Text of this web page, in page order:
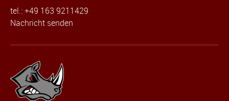
tel.: +49 163 9211429
Nachricht senden